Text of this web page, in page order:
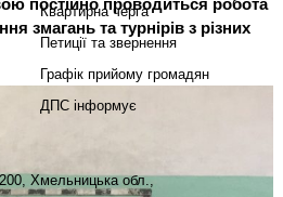
постійно проводиться робота
змагань та турнірів з різних
Квартирна черга
Петиції та звернення
Графік прийому громадян
ДПС інформує
Хмельницька обл.,